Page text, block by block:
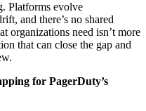
Platforms evolve
and there’s no shared
organizations need isn’t more
that can close the gap and
for PagerDuty’s